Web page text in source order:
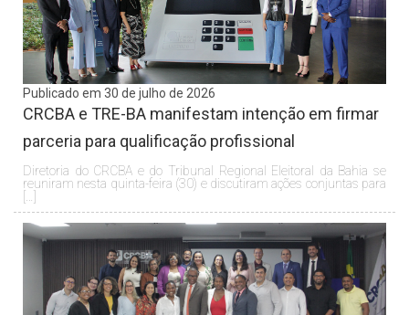
Publicado em 30 de julho de 2026
CRCBA e TRE-BA manifestam intenção em firmar
parceria para qualificação profissional
Diretoria do CRCBA e do Tribunal Regional Eleitoral da Bahia se
reuniram nesta quinta-feira (30) e discutiram ações conjuntas para